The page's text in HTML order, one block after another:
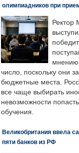
олимпиадников при
Ректор
число, поскольку они
бюджетные места.
все чаще выбирать
невозможности
обучения.
Великобритания ввела
пяти банков из РФ